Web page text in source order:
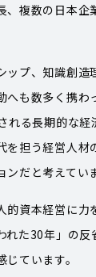
、複数の日本企
ップ、知識創造
も数多く携わ
れる長期的な
を担う経営人材
だと考えてい
資本経営に力
た30年」の反
ています。